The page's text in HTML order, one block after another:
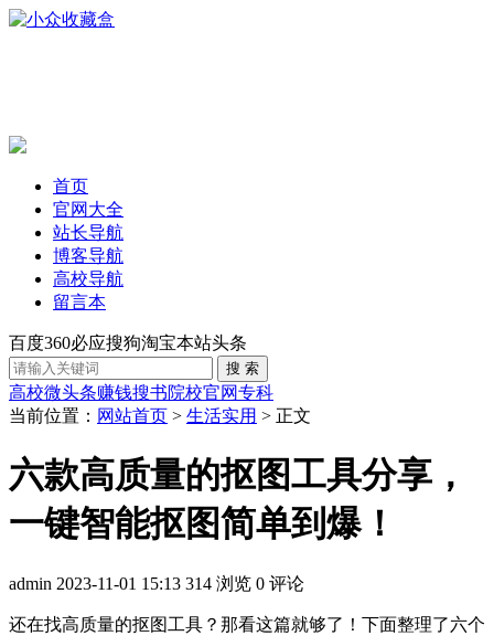
首页
官网大全
站长导航
博客导航
高校导航
留言本
百度360必应搜狗淘宝本站头条
高校微头条赚钱搜书院校官网专科
当前位置： 网站首页 > 生活实用 > 正文
六款高质量的抠图工具分享，
一键智能抠图简单到爆！
admin 2023-11-01 15:13 314 浏览 0 评论
还在找高质量的抠图工具？那看这篇就够了！下面整理了六个